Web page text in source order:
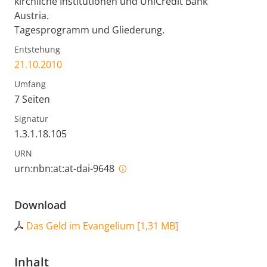
Austria.
Tagesprogramm und Gliederung.
Entstehung
21.10.2010
Umfang
7 Seiten
Signatur
1.3.1.18.105
URN
urn:nbn:at:at-dai-9648
Download
Das Geld im Evangelium [1,31 MB]
Inhalt